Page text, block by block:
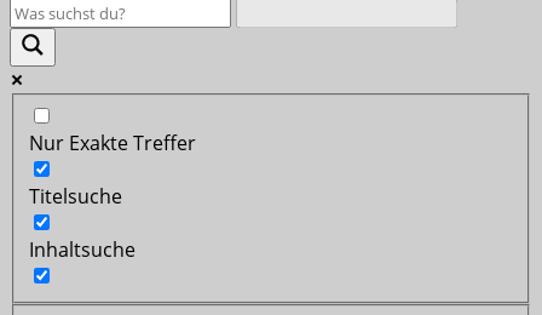
Nur Exakte Treffer
Titelsuche
Inhaltsuche